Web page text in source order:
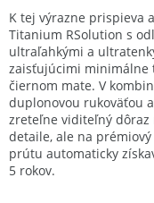
K tej výrazne prispieva
Titanium RSolution s
ultraľahkými a
zaisťujúcimi minimálne
čiernom mate. V
duplonovou rukoväťou
zreteľne viditeľný
detaile, ale na
prútu automaticky
5 rokov.